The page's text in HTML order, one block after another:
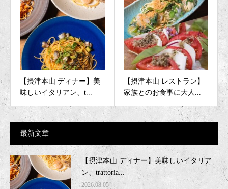
【摂津本山 ディナー】美
味しいイタリアン、t...
【摂津本山 レストラン】
家族とのお食事に大人...
最新文章
【摂津本山 ディナー】美味しいイタリア
ン、trattoria...
2026.08.05